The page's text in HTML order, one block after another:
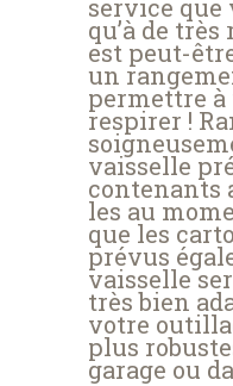
service que
qu’à de
est peut-
un
permettre
respirer !
vaisselle
contenants
les au
que les
prévus
vaisselle
très bien
votre
plus
garage ou